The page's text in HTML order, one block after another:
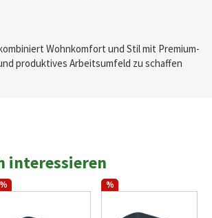
Wohnkomfort und Stil mit Premium-
produktives Arbeitsumfeld zu schaffen
interessieren
% %